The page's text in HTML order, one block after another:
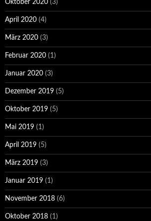
Oktober 2020 (3)
April 2020 (4)
März 2020 (3)
Februar 2020 (1)
Januar 2020 (3)
Dezember 2019 (5)
Oktober 2019 (5)
Mai 2019 (1)
April 2019 (5)
März 2019 (3)
Januar 2019 (1)
November 2018 (6)
Oktober 2018 (1)